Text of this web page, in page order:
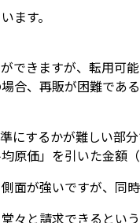
ます。
できますが、転用可
合、再販が困難であ
にするかが難しい部
原価」を引いた金額
面が強いですが、同
々と請求できると